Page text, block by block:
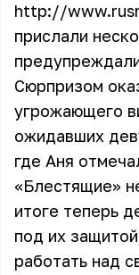
http://
прислали
Сюрпризом
угрожающего
ожидавших
где Аня
«Блестящие»
итоге теперь
под их
работать над